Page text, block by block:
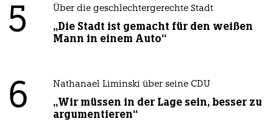
5 Über die geschlechtergerechte Stadt
„Die Stadt ist gemacht für den weißen
Mann in einem Auto“
6 Nathanael Liminski über seine CDU
„Wir müssen in der Lage sein, besser zu
argumentieren“